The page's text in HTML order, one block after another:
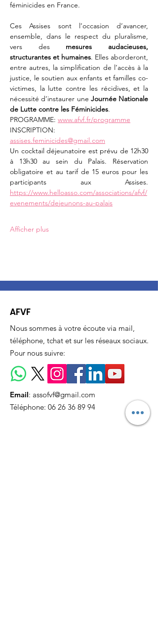
féminicides en France.
Ces Assises sont l’occasion d’avancer,
ensemble, dans le respect du pluralisme,
vers des mesures audacieuses,
structurantes et humaines. Elles aborderont,
entre autres, la simplification de l’accès à la
justice, le soutien aux enfants et familles co-
victimes, la lutte contre les récidives, et la
nécessité d’instaurer une Journée Nationale
de Lutte contre les Féminicides.
PROGRAMME: www.afvf.fr/programme
assises.feminicides@gmail.com
Un cocktail déjeunatoire est prévu de 12h30
à 13h30 au sein du Palais. Réservation
obligatoire et au tarif de 15 euros pour les
https://www.helloasso.com/associations/afvf/
evenements/dejeunons-au-palais
Afficher plus
AFVF
Nous sommes à votre écoute via mail,
téléphone, tchat et sur les réseaux sociaux.
Pour nous suivre:
Email: assofvf@gmail.com
Téléphone: 06 26 36 89 94